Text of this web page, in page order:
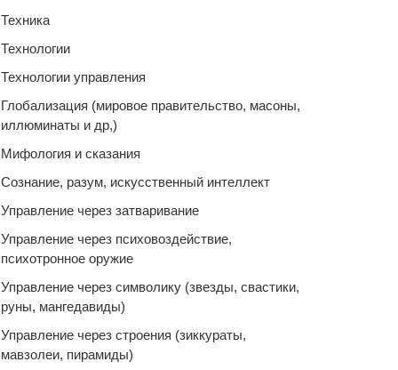
Техника
Технологии
Технологии управления
Глобализация (мировое правительство, масоны,
иллюминаты и др,)
Мифология и сказания
Сознание, разум, искусственный интеллект
Управление через затваривание
Управление через психовоздействие,
психотронное оружие
Управление через символику (звезды, свастики,
руны, мангедавиды)
Управление через строения (зиккураты,
мавзолеи, пирамиды)